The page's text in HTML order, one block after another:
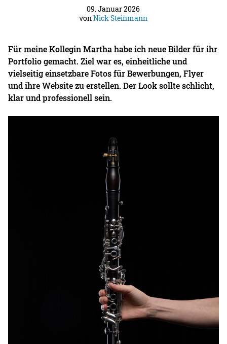
09. Januar 2026
vonNick Steinmann
Für meine Kollegin Martha habe ich neue Bilder für ihr
Portfolio gemacht. Ziel war es, einheitliche und
vielseitig einsetzbare Fotos für Bewerbungen, Flyer
und ihre Website zu erstellen. Der Look sollte schlicht,
klar und professionell sein.